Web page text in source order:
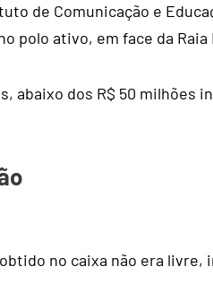
de Comunicação e
polo ativo, em face da Raia
abaixo dos R$ 50 milhões
no caixa não era livre,